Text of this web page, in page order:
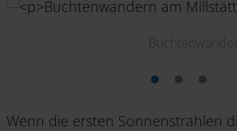
Wenn die ersten Sonnenstrahlen